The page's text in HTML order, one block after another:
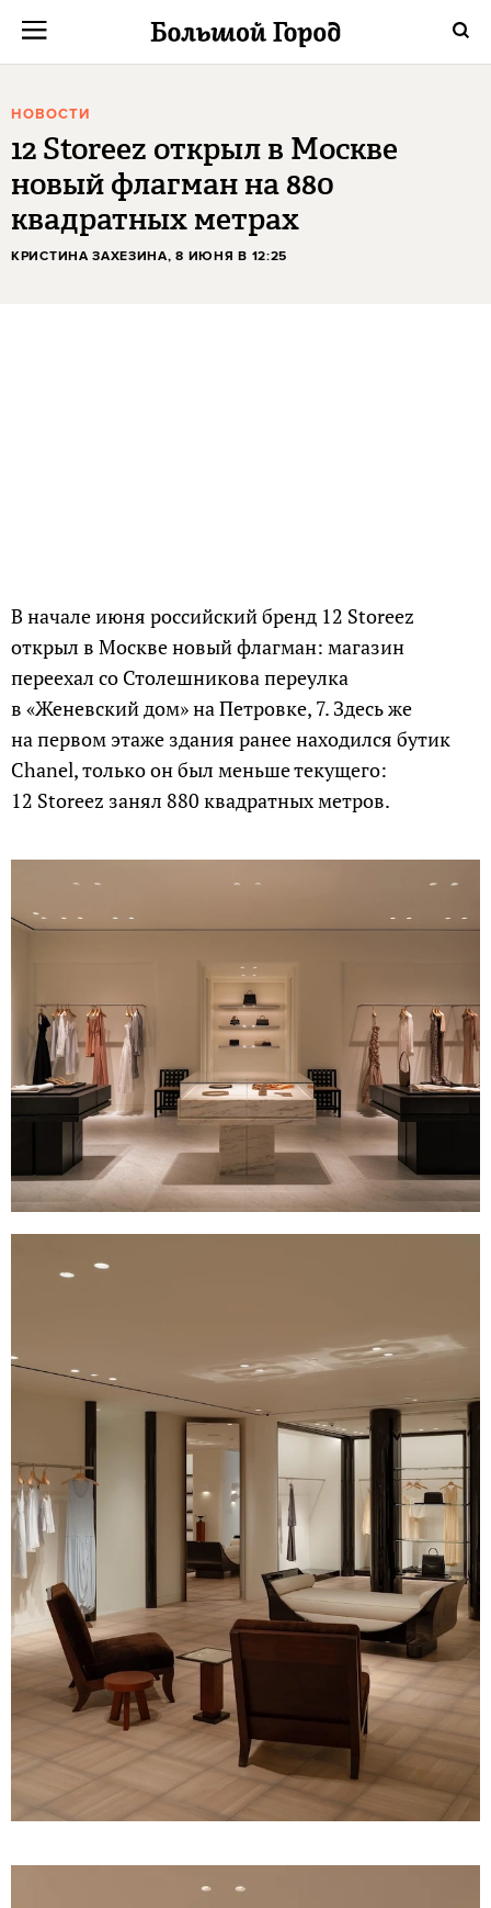
НОВОСТИ
12 Storeez открыл в Москве
новый флагман на 880
квадратных метрах
КРИСТИНА ЗАХЕЗИНА, 8 ИЮНЯ В 12:25
В начале июня российский бренд 12 Storeez
открыл в Москве новый флагман: магазин
переехал со Столешникова переулка
в «Женевский дом» на Петровке, 7. Здесь же
на первом этаже здания ранее находился бутик
Chanel, только он был меньше текущего:
12 Storeez занял 880 квадратных метров.